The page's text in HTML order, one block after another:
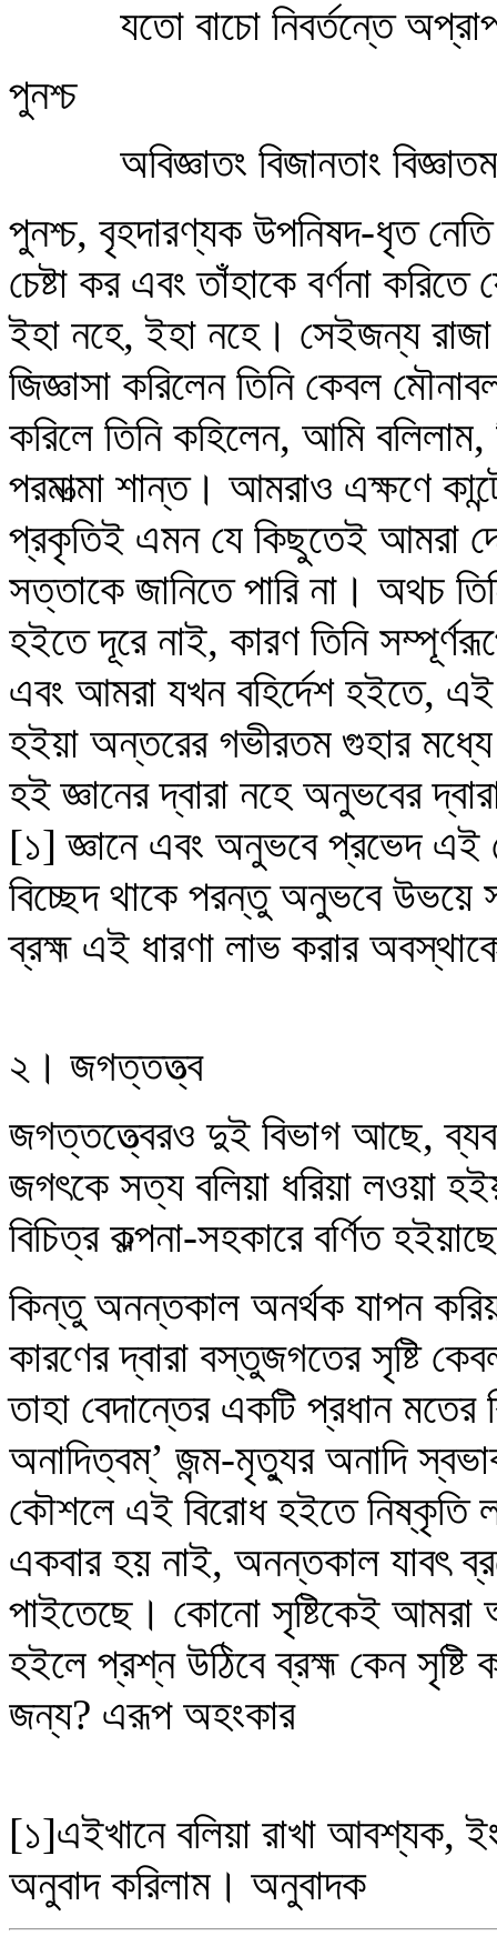
যতো বাচো নিবর্তন্তে
পুনশ্চ
অবিজ্ঞাতং বিজানতাং
পুনশ্চ, বৃহদারণ্যক উপনিষদ-ধৃত
চেষ্টা কর এবং তাঁহাকে বর্ণনা
ইহা নহে, ইহা নহে। সেইজন্য
জিজ্ঞাসা করিলেন তিনি কেবল
করিলে তিনি কহিলেন, আমি
পরমাত্মা শান্ত। আমরাও এক্ষণে
প্রকৃতিই এমন যে কিছুতেই আমরা
সত্তাকে জানিতে পারি না। অথচ
হইতে দূরে নাই, কারণ তিনি
এবং আমরা যখন বহির্দেশ হইতে,
হইয়া অন্তরের গভীরতম গুহার
হই জ্ঞানের দ্বারা নহে অনুভবের
[১] জ্ঞানে এবং অনুভবে প্রভেদ এই
বিচ্ছেদ থাকে পরন্তু অনুভবে উভয়ে
ব্রহ্ম এই ধারণা লাভ করার
২। জগত্তত্ত্ব
জগত্তত্ত্বেরও দুই বিভাগ আছে,
জগৎকে সত্য বলিয়া ধরিয়া লওয়া
বিচিত্র কল্পনা-সহকারে বর্ণিত
কিন্তু অনন্তকাল অনর্থক যাপন
কারণের দ্বারা বস্তুজগতের সৃষ্টি
তাহা বেদান্তের একটি প্রধান
অনাদিত্বম্‌’ জন্ম-মৃত্যুর অনাদি স্বভাব
কৌশলে এই বিরোধ হইতে নিষ্কৃতি
একবার হয় নাই, অনন্তকাল যাবৎ
পাইতেছে। কোনো সৃষ্টিকেই আমরা
হইলে প্রশ্ন উঠিবে ব্রহ্ম কেন সৃষ্টি
জন্য? এরূপ অহংকার
[১]এইখানে বলিয়া রাখা আবশ্যক,
অনুবাদ করিলাম। অনুবাদক